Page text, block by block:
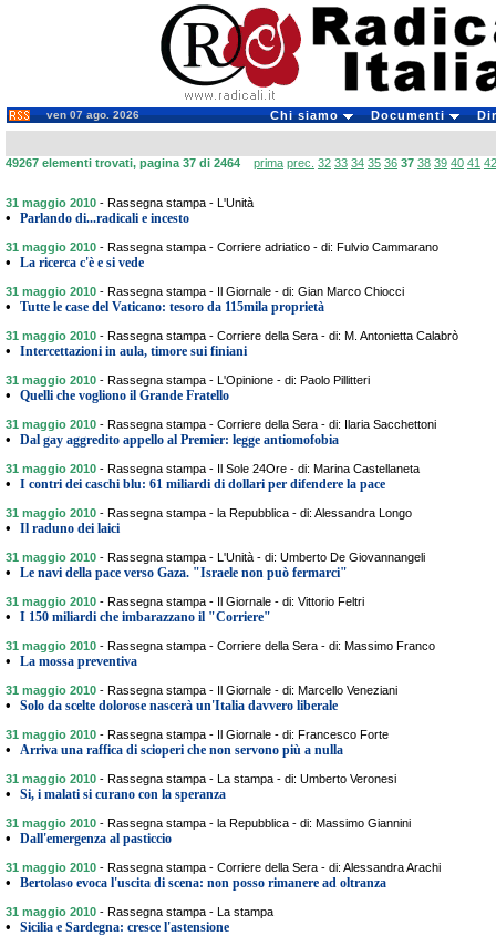
ven 07 ago. 2026 Chi siamo Documenti
49267 elementi trovati, pagina 37 di 2464 prima prec. 32 33 34 35 36 37 38 39 40 41 42
31 maggio 2010 - Rassegna stampa - L'Unità
• Parlando di...radicali e incesto
31 maggio 2010 - Rassegna stampa - Corriere adriatico - di: Fulvio Cammarano
• La ricerca c'è e si vede
31 maggio 2010 - Rassegna stampa - Il Giornale - di: Gian Marco Chiocci
• Tutte le case del Vaticano: tesoro da 115mila proprietà
31 maggio 2010 - Rassegna stampa - Corriere della Sera - di: M. Antonietta Calabrò
• Intercettazioni in aula, timore sui finiani
31 maggio 2010 - Rassegna stampa - L'Opinione - di: Paolo Pillitteri
• Quelli che vogliono il Grande Fratello
31 maggio 2010 - Rassegna stampa - Corriere della Sera - di: Ilaria Sacchettoni
• Dal gay aggredito appello al Premier: legge antiomofobia
31 maggio 2010 - Rassegna stampa - Il Sole 24Ore - di: Marina Castellaneta
• I contri dei caschi blu: 61 miliardi di dollari per difendere la pace
31 maggio 2010 - Rassegna stampa - la Repubblica - di: Alessandra Longo
• Il raduno dei laici
31 maggio 2010 - Rassegna stampa - L'Unità - di: Umberto De Giovannangeli
• Le navi della pace verso Gaza. "Israele non può fermarci"
31 maggio 2010 - Rassegna stampa - Il Giornale - di: Vittorio Feltri
• I 150 miliardi che imbarazzano il "Corriere"
31 maggio 2010 - Rassegna stampa - Corriere della Sera - di: Massimo Franco
• La mossa preventiva
31 maggio 2010 - Rassegna stampa - Il Giornale - di: Marcello Veneziani
• Solo da scelte dolorose nascerà un'Italia davvero liberale
31 maggio 2010 - Rassegna stampa - Il Giornale - di: Francesco Forte
• Arriva una raffica di scioperi che non servono più a nulla
31 maggio 2010 - Rassegna stampa - La stampa - di: Umberto Veronesi
• Si, i malati si curano con la speranza
31 maggio 2010 - Rassegna stampa - la Repubblica - di: Massimo Giannini
• Dall'emergenza al pasticcio
31 maggio 2010 - Rassegna stampa - Corriere della Sera - di: Alessandra Arachi
• Bertolaso evoca l'uscita di scena: non posso rimanere ad oltranza
31 maggio 2010 - Rassegna stampa - La stampa
• Sicilia e Sardegna: cresce l'astensione